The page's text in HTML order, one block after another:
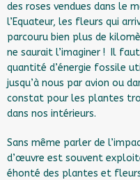
des roses vendues dans le
l’Equateur, les fleurs qui
parcouru bien plus de
ne saurait l’imaginer ! Il
quantité d’énergie fossile
jusqu’à nous par avion ou
constat pour les plantes
dans nos intérieurs.
Sans même parler de
d’œuvre est souvent
éhonté des plantes et